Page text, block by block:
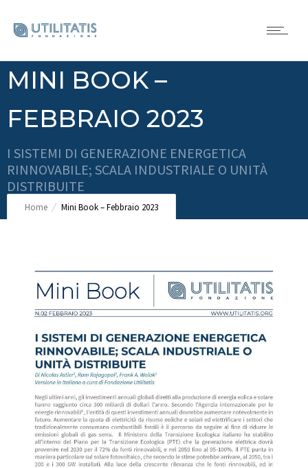
MINI BOOK –
FEBBRAIO 2023
I SISTEMI DI GENERAZIONE ENERGETICA
RINNOVABILE; SCALA INDUSTRIALE O UNITÀ
DISTRIBUITE
Home Mini Book – Febbraio 2023